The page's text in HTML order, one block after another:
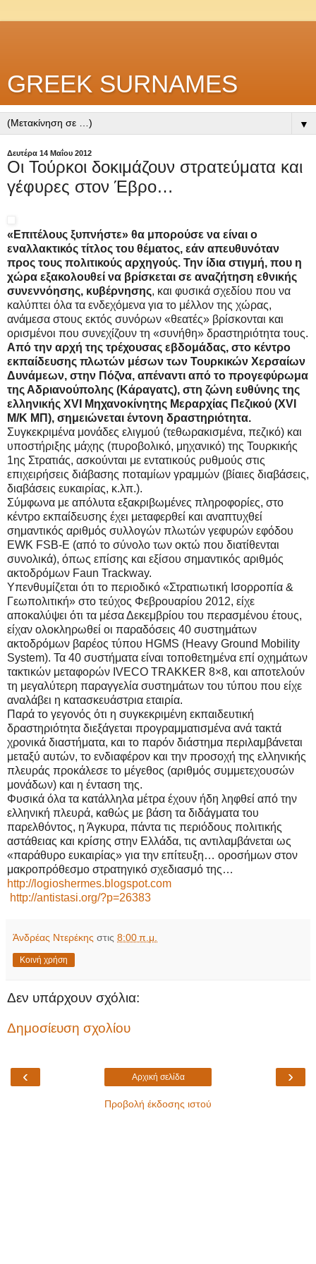
GREEK SURNAMES
▼
Δευτέρα 14 Μαΐου 2012
Οι Τούρκοι δοκιμάζουν στρατεύματα και
γέφυρες στον Έβρο…
«Επιτέλους ξυπνήστε» θα μπορούσε να είναι ο
εναλλακτικός τίτλος του θέματος, εάν απευθυνόταν
προς τους πολιτικούς αρχηγούς. Την ίδια στιγμή, που η
χώρα εξακολουθεί να βρίσκεται σε αναζήτηση εθνικής
συνεννόησης, κυβέρνησης, και φυσικά σχεδίου που να
καλύπτει όλα τα ενδεχόμενα για το μέλλον της χώρας,
ανάμεσα στους εκτός συνόρων «θεατές» βρίσκονται και
ορισμένοι που συνεχίζουν τη «συνήθη» δραστηριότητα τους.
Από την αρχή της τρέχουσας εβδομάδας, στο κέντρο
εκπαίδευσης πλωτών μέσων των Τουρκικών Χερσαίων
Δυνάμεων, στην Πόζνα, απέναντι από το προγεφύρωμα
της Αδριανούπολης (Κάραγατς), στη ζώνη ευθύνης της
ελληνικής XVI Μηχανοκίνητης Μεραρχίας Πεζικού (XVI
M/K MΠ), σημειώνεται έντονη δραστηριότητα.
Συγκεκριμένα μονάδες ελιγμού (τεθωρακισμένα, πεζικό) και
υποστήριξης μάχης (πυροβολικό, μηχανικό) της Τουρκικής
1ης Στρατιάς, ασκούνται με εντατικούς ρυθμούς στις
επιχειρήσεις διάβασης ποταμίων γραμμών (βίαιες διαβάσεις,
διαβάσεις ευκαιρίας, κ.λπ.).
Σύμφωνα με απόλυτα εξακριβωμένες πληροφορίες, στο
κέντρο εκπαίδευσης έχει μεταφερθεί και αναπτυχθεί
σημαντικός αριθμός συλλογών πλωτών γεφυρών εφόδου
EWK FSB-E (από το σύνολο των οκτώ που διατίθενται
συνολικά), όπως επίσης και εξίσου σημαντικός αριθμός
ακτοδρόμων Faun Trackway.
Υπενθυμίζεται ότι το περιοδικό «Στρατιωτική Ισορροπία &
Γεωπολιτική» στο τεύχος Φεβρουαρίου 2012, είχε
αποκαλύψει ότι τα μέσα Δεκεμβρίου του περασμένου έτους,
είχαν ολοκληρωθεί οι παραδόσεις 40 συστημάτων
ακτοδρόμων βαρέος τύπου HGMS (Heavy Ground Mobility
System). Τα 40 συστήματα είναι τοποθετημένα επί οχημάτων
τακτικών μεταφορών IVECO TRAKKER 8×8, και αποτελούν
τη μεγαλύτερη παραγγελία συστημάτων του τύπου που είχε
αναλάβει η κατασκευάστρια εταιρία.
Παρά το γεγονός ότι η συγκεκριμένη εκπαιδευτική
δραστηριότητα διεξάγεται προγραμματισμένα ανά τακτά
χρονικά διαστήματα, και το παρόν διάστημα περιλαμβάνεται
μεταξύ αυτών, το ενδιαφέρον και την προσοχή της ελληνικής
πλευράς προκάλεσε το μέγεθος (αριθμός συμμετεχουσών
μονάδων) και η ένταση της.
Φυσικά όλα τα κατάλληλα μέτρα έχουν ήδη ληφθεί από την
ελληνική πλευρά, καθώς με βάση τα διδάγματα του
παρελθόντος, η Άγκυρα, πάντα τις περιόδους πολιτικής
αστάθειας και κρίσης στην Ελλάδα, τις αντιλαμβάνεται ως
«παράθυρο ευκαιρίας» για την επίτευξη… οροσήμων στον
μακροπρόθεσμο στρατηγικό σχεδιασμό της…
http://logioshermes.blogspot.com
http://antistasi.org/?p=26383
Άνδρέας Ντερέκης στις 8:00 π.μ.
Κοινή χρήση
Δεν υπάρχουν σχόλια:
Δημοσίευση σχολίου
‹ ›
Αρχική σελίδα
Προβολή έκδοσης ιστού